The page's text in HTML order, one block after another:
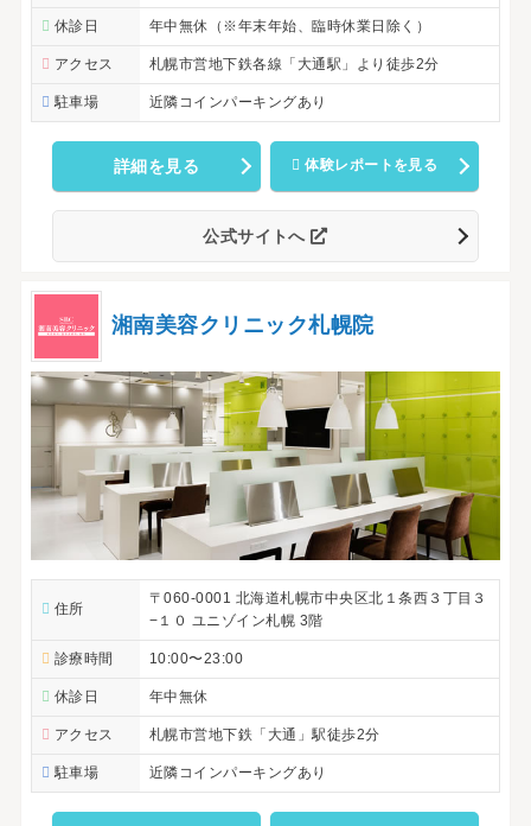
休診日 年中無休（※年末年始、臨時休業日除く）
アクセス 札幌市営地下鉄各線「大通駅」より徒歩2分
駐車場 近隣コインパーキングあり
詳細を見る 体験レポートを見る
公式サイトへ
湘南美容クリニック札幌院
住所
〒060-0001 北海道札幌市中央区北１条西３丁目３
−１０ ユニゾイン札幌 3階
診療時間 10:00〜23:00
休診日 年中無休
アクセス 札幌市営地下鉄「大通」駅徒歩2分
駐車場 近隣コインパーキングあり